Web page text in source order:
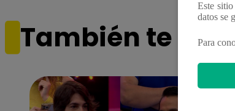
También te
Este
datos se
Para